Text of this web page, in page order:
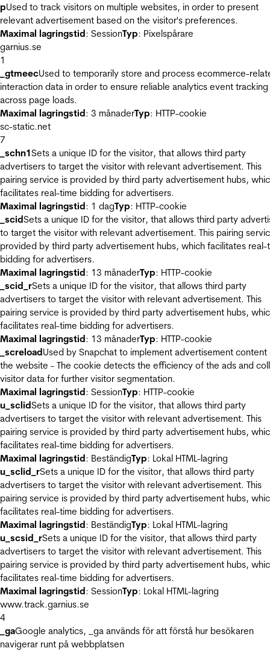
pUsed to track visitors on multiple websites, in order to present
relevant advertisement based on the visitor's preferences.
Maximal lagringstid: SessionTyp: Pixelspårare
garnius.se
1
_gtmeecUsed to temporarily store and process ecommerce-
interaction data in order to ensure reliable analytics event tracking
across page loads.
Maximal lagringstid: 3 månaderTyp: HTTP-cookie
sc-static.net
7
_schn1Sets a unique ID for the visitor, that allows third party
advertisers to target the visitor with relevant advertisement. This
pairing service is provided by third party advertisement hubs,
facilitates real-time bidding for advertisers.
Maximal lagringstid: 1 dagTyp: HTTP-cookie
_scidSets a unique ID for the visitor, that allows third party
to target the visitor with relevant advertisement. This pairing
provided by third party advertisement hubs, which facilitates real-
bidding for advertisers.
Maximal lagringstid: 13 månaderTyp: HTTP-cookie
_scid_rSets a unique ID for the visitor, that allows third party
advertisers to target the visitor with relevant advertisement. This
pairing service is provided by third party advertisement hubs,
facilitates real-time bidding for advertisers.
Maximal lagringstid: 13 månaderTyp: HTTP-cookie
_screloadUsed by Snapchat to implement advertisement content
the website - The cookie detects the efficiency of the ads and
visitor data for further visitor segmentation.
Maximal lagringstid: SessionTyp: HTTP-cookie
u_sclidSets a unique ID for the visitor, that allows third party
advertisers to target the visitor with relevant advertisement. This
pairing service is provided by third party advertisement hubs,
facilitates real-time bidding for advertisers.
Maximal lagringstid: BeständigTyp: Lokal HTML-lagring
u_sclid_rSets a unique ID for the visitor, that allows third party
advertisers to target the visitor with relevant advertisement. This
pairing service is provided by third party advertisement hubs,
facilitates real-time bidding for advertisers.
Maximal lagringstid: BeständigTyp: Lokal HTML-lagring
u_scsid_rSets a unique ID for the visitor, that allows third party
advertisers to target the visitor with relevant advertisement. This
pairing service is provided by third party advertisement hubs,
facilitates real-time bidding for advertisers.
Maximal lagringstid: SessionTyp: Lokal HTML-lagring
www.track.garnius.se
4
_gaGoogle analytics, _ga används för att förstå hur besökaren
navigerar runt på webbplatsen